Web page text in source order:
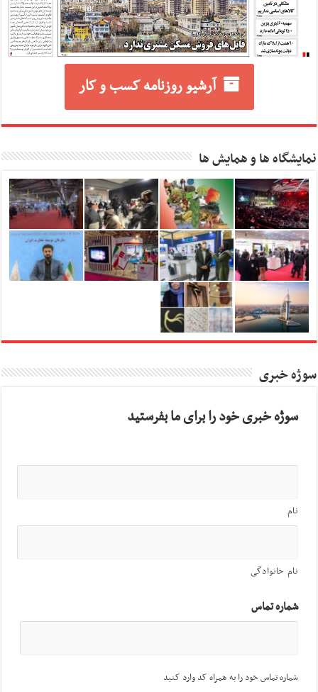
آرشیو روزنامه کسب و کار
نمایشگاه ها و همایش ها
سوژه خبری
سوژه خبری خود را برای ما بفرستید
نام
نام خانوادگی
شماره تماس
شماره تماس خود را به همراه کد وارد کنید